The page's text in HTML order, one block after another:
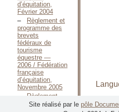
d’équitation,
Février 2004
Règlement et
programme des
brevets
fédéraux de
tourisme
équestre —
2006 / Fédération
française
d’équitation,
Novembre 2005
Règlement
officiel des
EAN
Site réalisé par le pôle